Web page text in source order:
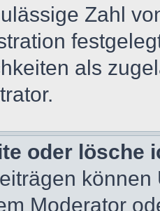
Zahl
als
oder lösche
Moderator